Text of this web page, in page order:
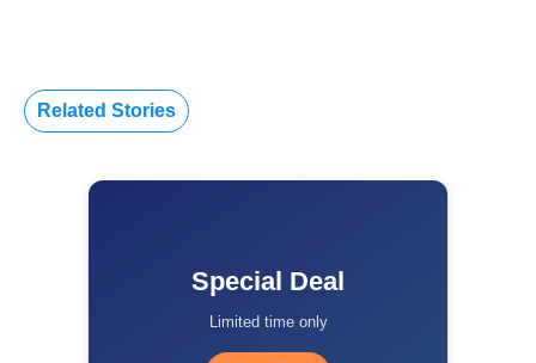
Related Stories
Special Deal
Limited time only